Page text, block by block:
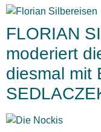
FLORIAN
moderiert
diesmal mit